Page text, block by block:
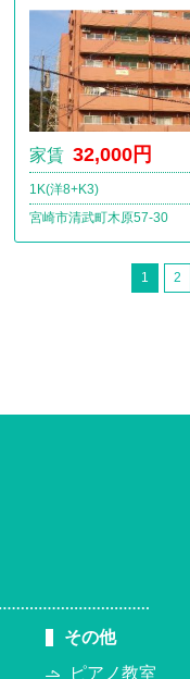
家賃 32,000円
1K(洋8+K3)
宮崎市清武町木原57-30
1 2
その他
ピアノ教室